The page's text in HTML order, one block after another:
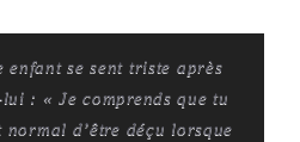
enfant se sent triste après
: « Je comprends que tu
normal d’être déçu lorsque